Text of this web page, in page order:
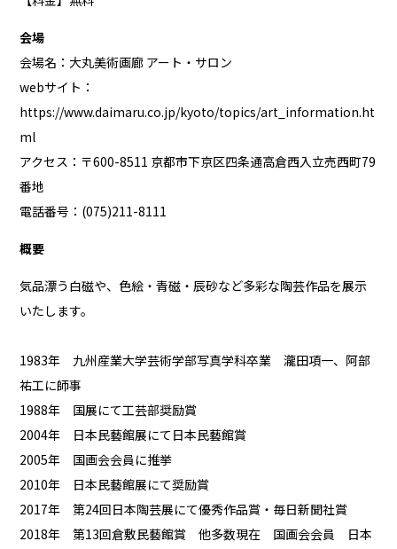
会場
会場名：大丸美術画廊 アート・サロン
webサイト：
https://www.daimaru.co.jp/kyoto/topics/art_information.ht
ml
アクセス：〒600-8511 京都市下京区四条通高倉西入立売西町79
番地
電話番号：(075)211-8111
概要
気品漂う白磁や、色絵・青磁・辰砂など多彩な陶芸作品を展示
いたします。
1983年 九州産業大学芸術学部写真学科卒業 瀧田項一、阿部
祐工に師事
1988年 国展にて工芸部奨励賞
2004年 日本民藝館展にて日本民藝館賞
2005年 国画会会員に推挙
2010年 日本民藝館展にて奨励賞
2017年 第24回日本陶芸展にて優秀作品賞・毎日新聞社賞
2018年 第13回倉敷民藝館賞 他多数現在 国画会会員 日本